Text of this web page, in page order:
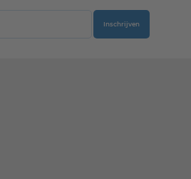
Inschrijven